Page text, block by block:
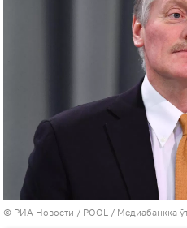
© РИА Новости / POOL / Медиабанкка